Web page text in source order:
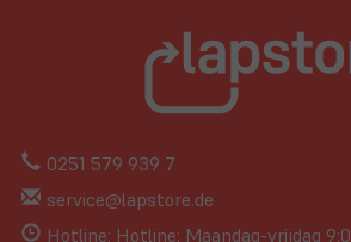
0251 579 939 7
service@lapstore.de
Hotline: Hotline: Maandag-vrijdag